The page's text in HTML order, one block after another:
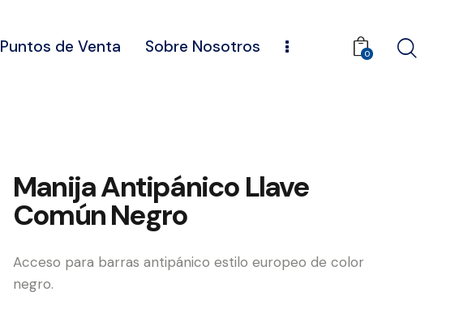
Puntos de Venta Sobre Nosotros 0
Manija Antipánico Llave
Común Negro
Acceso para barras antipánico estilo europeo de color
negro.